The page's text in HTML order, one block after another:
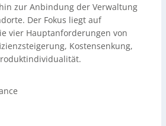
zur Anbindung der Verwaltung
Der Fokus liegt auf
vier Hauptanforderungen von
Kostensenkung,